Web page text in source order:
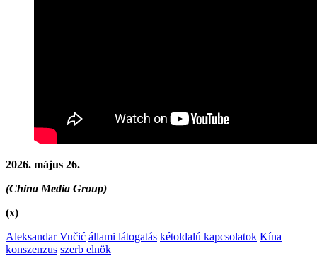
2026. május 26.
(China Media Group)
(x)
Aleksandar Vučić állami látogatás kétoldalú kapcsolatok Kína
konszenzus szerb elnök